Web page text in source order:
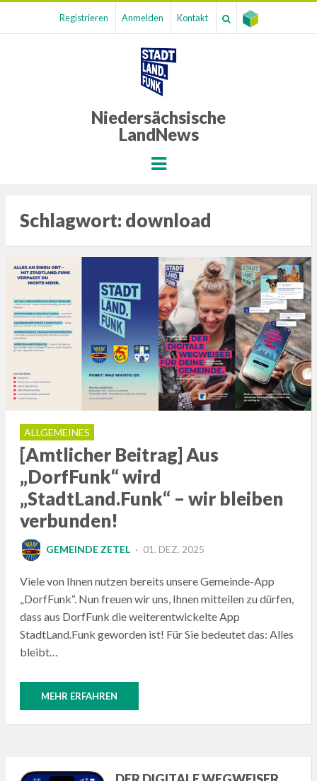
Registrieren Anmelden Kontakt
Niedersächsische
LandNews
Menu
Schlagwort: download
ALLGEMEINES
[Amtlicher Beitrag] Aus
„DorfFunk“ wird
„StadtLand.Funk“ – wir bleiben
verbunden!
GEMEINDE ZETEL
POSTED
01. DEZ. 2025
Viele von Ihnen nutzen bereits unsere Gemeinde-App
„DorfFunk“. Nun freuen wir uns, Ihnen mitteilen zu dürfen,
dass aus DorfFunk die weiterentwickelte App
StadtLand.Funk geworden ist! Für Sie bedeutet das: Alles
bleibt…
MEHR ERFAHREN